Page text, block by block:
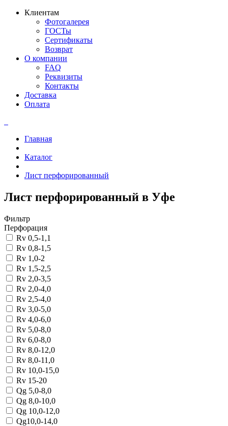
Клиентам
Фотогалерея
ГОСТы
Сертификаты
Возврат
О компании
FAQ
Реквизиты
Контакты
Доставка
Оплата
Главная
Каталог
Лист перфорированный
Лист перфорированный в Уфе
Фильтр
Перфорация
Rv 0,5-1,1
Rv 0,8-1,5
Rv 1,0-2
Rv 1,5-2,5
Rv 2,0-3,5
Rv 2,0-4,0
Rv 2,5-4,0
Rv 3,0-5,0
Rv 4,0-6,0
Rv 5,0-8,0
Rv 6,0-8,0
Rv 8,0-12,0
Rv 8,0-11,0
Rv 10,0-15,0
Rv 15-20
Qg 5,0-8,0
Qg 8,0-10,0
Qg 10,0-12,0
Qg10,0-14,0